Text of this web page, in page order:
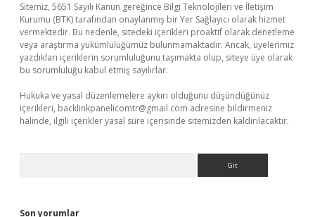
Sitemiz, 5651 Sayılı Kanun gereğince Bilgi Teknolojileri ve İletişim
Kurumu (BTK) tarafından onaylanmış bir Yer Sağlayıcı olarak hizmet
vermektedir. Bu nedenle, sitedeki içerikleri proaktif olarak denetleme
veya araştırma yükümlülüğümüz bulunmamaktadır. Ancak, üyelerimiz
yazdıkları içeriklerin sorumluluğunu taşımakta olup, siteye üye olarak
bu sorumluluğu kabul etmiş sayılırlar.
Hukuka ve yasal düzenlemelere aykırı olduğunu düşündüğünüz
içerikleri, backlinkpanelicomtr@gmail.com adresine bildirmeniz
halinde, ilgili içerikler yasal süre içerisinde sitemizden kaldırılacaktır.
Son yorumlar